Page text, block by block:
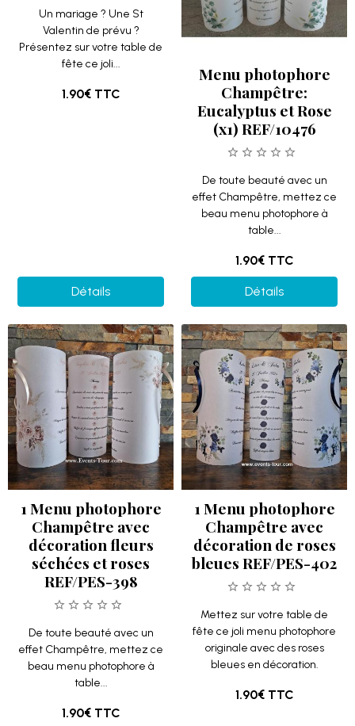
Un mariage ? Une St
Valentin de prévu ?
Présentez sur votre table de
fête ce joli...
1.90€ TTC
Détails
Menu photophore
Champêtre:
Eucalyptus et Rose
(x1) REF/10476
De toute beauté avec un
effet Champêtre, mettez ce
beau menu photophore à
table...
1.90€ TTC
Détails
1 Menu photophore
Champêtre avec
décoration fleurs
séchées et roses
REF/PES-398
De toute beauté avec un
effet Champêtre, mettez ce
beau menu photophore à
table...
1.90€ TTC
1 Menu photophore
Champêtre avec
décoration de roses
bleues REF/PES-402
Mettez sur votre table de
fête ce joli menu photophore
originale avec des roses
bleues en décoration.
1.90€ TTC